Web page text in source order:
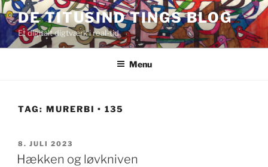
Videre
til
indhold
DE TITUSIND TINGS BLOG
Et digitalt digtværk i real-tid
Menu
TAG: MURERBI • 135
UDGIVET
DEN
8. JULI 2023
Hækken og løvkniven